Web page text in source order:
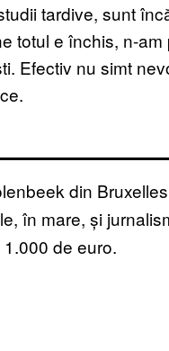
tardive, sunt
totul e închis, n-
Efectiv nu simt
din
în mare, și
de euro.